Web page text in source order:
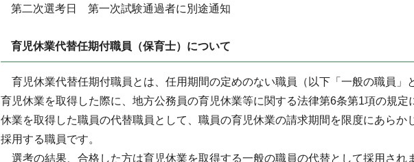
第二次選考日 第一次試験通過者に別途通知
育児休業代替任期付職員（保育士）について
育児休業代替任期付職員とは、任用期間の定めのない職員（以下「一般の職員」
育児休業を取得した際に、地方公務員の育児休業等に関する法律第6条第1項の規定
休業を取得した職員の代替職員として、職員の育児休業の請求期間を限度にあらか
採用する職員です。
選考の結果、合格した方は育児休業を取得する一般の職員の代替として採用され